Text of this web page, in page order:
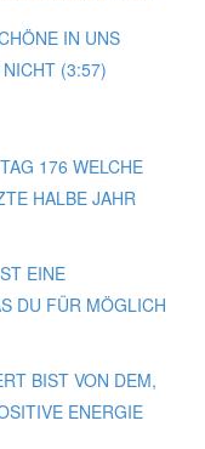
IN UNS
(3:57)
176 WELCHE
HALBE JAHR
EINE
DU FÜR MÖGLICH
BIST VON DEM,
ENERGIE